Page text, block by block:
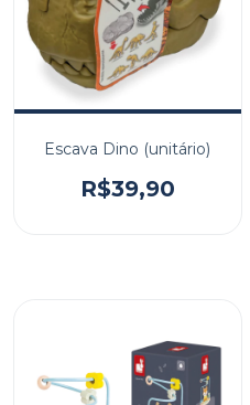
Escava Dino (unitário)
R$39,90